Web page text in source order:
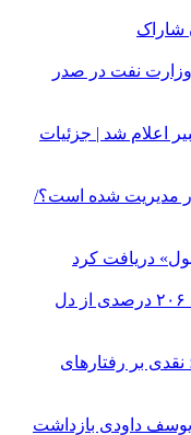
در صدر
| جزئیات
شده است؟/
کرد
غدیر/سود ۲۰۶ درصدی از دل
بازداشت